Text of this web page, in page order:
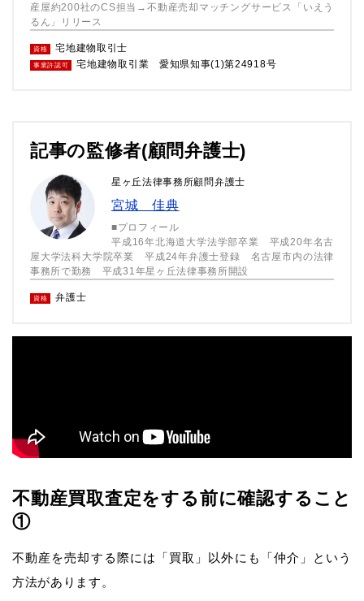
産屋約200社のCS担当→不動産売却マッチングサービス「いえう
るん」リリース
資格 宅地建物取引士
事業許認可 宅地建物取引業 愛知県知事(1)第24918号
記事の監修者(顧問弁護士)
星ヶ丘法律事務所顧問弁護士
宮城 佳典
■プロフィール
平成16年北海道大学法学部卒業 平成20年名古
屋大学法科大学院卒業 平成24年弁護士登録 名古屋市内の法律
事務所で勤務 平成31年星ヶ丘法律事務所開設
資格 弁護士
不動産買取査定をする前に確認すること
①
不動産を売却する際には「買取」以外にも「仲介」という
方法があります。